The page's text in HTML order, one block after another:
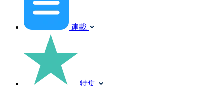
連載
特集